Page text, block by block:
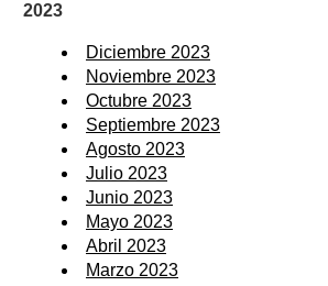
2023
Diciembre 2023
Noviembre 2023
Octubre 2023
Septiembre 2023
Agosto 2023
Julio 2023
Junio 2023
Mayo 2023
Abril 2023
Marzo 2023